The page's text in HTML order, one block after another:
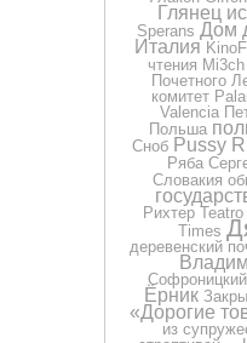
Глянец
Sperans Дом
Италия
чтения Mi3ch
Почетного
комитет
Valencia
Польша
Сноб Pussy
Ряба
Словакия
Рихтер
Times
деревенский
Софроницкий
Ёрник
«Дорогие
из